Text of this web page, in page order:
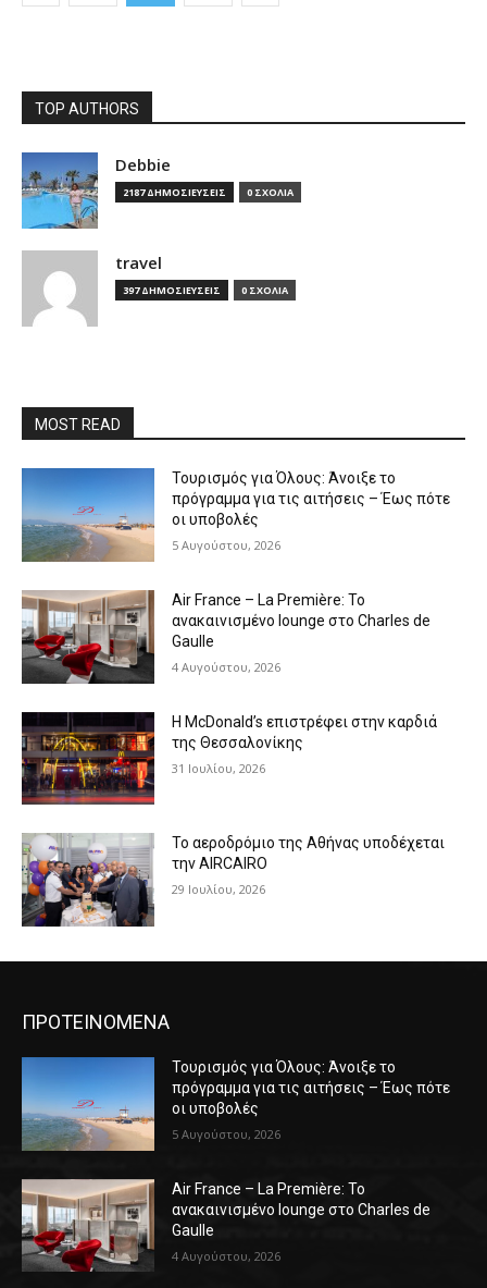
TOP AUTHORS
Debbie
2187 ΔΗΜΟΣΙΕΥΣΕΙΣ 0 ΣΧΟΛΙΑ
travel
397 ΔΗΜΟΣΙΕΥΣΕΙΣ 0 ΣΧΟΛΙΑ
MOST READ
Τουρισμός για Όλους: Άνοιξε το
πρόγραμμα για τις αιτήσεις – Έως πότε
οι υποβολές
5 Αυγούστου, 2026
Air France – La Première: Το
ανακαινισμένο lounge στο Charles de
Gaulle
4 Αυγούστου, 2026
Η McDonald’s επιστρέφει στην καρδιά
της Θεσσαλονίκης
31 Ιουλίου, 2026
Το αεροδρόμιο της Αθήνας υποδέχεται
την AIRCAIRO
29 Ιουλίου, 2026
ΠΡΟΤΕΙΝΟΜΕΝΑ
Τουρισμός για Όλους: Άνοιξε το
πρόγραμμα για τις αιτήσεις – Έως πότε
οι υποβολές
5 Αυγούστου, 2026
Air France – La Première: Το
ανακαινισμένο lounge στο Charles de
Gaulle
4 Αυγούστου, 2026